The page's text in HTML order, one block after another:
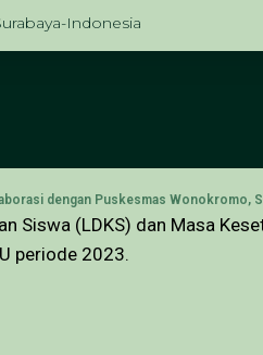
Indonesia
Siswa (LDKS) dan Masa
periode 2023.